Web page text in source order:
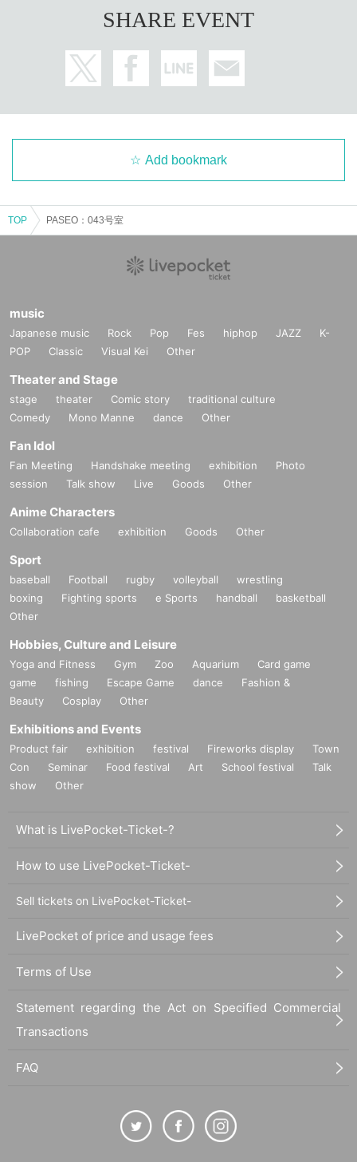
SHARE EVENT
Add bookmark
TOP PASEO：043号室
music
Japanese music Rock Pop Fes hiphop JAZZ
K-
POP
Classic Visual Kei Other
Theater and Stage
stage theater Comic story
traditional culture
Comedy
Mono Manne dance Other
Fan Idol
Fan Meeting Handshake meeting exhibition
Photo
session
Talk show Live Goods Other
Anime Characters
Collaboration cafe exhibition Goods Other
Sport
baseball Football rugby volleyball
wrestling
boxing
Fighting sports e Sports handball
basketball
Other
Hobbies, Culture and Leisure
Yoga and Fitness Gym Zoo Aquarium
Card game
game
fishing Escape Game dance
Fashion &
Beauty
Cosplay Other
Exhibitions and Events
Product fair exhibition festival Fireworks display
Town
Con
Seminar Food festival Art School festival
Talk
show
Other
What is LivePocket-Ticket-?
How to use LivePocket-Ticket-
Sell tickets on LivePocket-Ticket-
LivePocket of price and usage fees
Terms of Use
Statement regarding the Act on Specified Commercial
Transactions
FAQ